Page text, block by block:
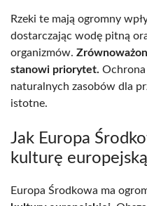
Rzeki te mają ogromny
dostarczając wodę pitną
organizmów.
stanowi priorytet.
naturalnych zasobów dla
istotne.
Jak Europa
kulturę
Europa Środkowa ma